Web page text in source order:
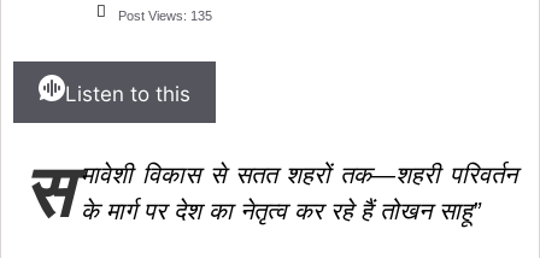
Post Views: 135
Listen to this
स मावेशी विकास से सतत शहरों तक—शहरी परिवर्तन
के मार्ग पर देश का नेतृत्व कर रहे हैं तोखन साहू”